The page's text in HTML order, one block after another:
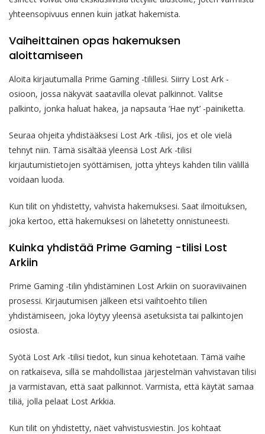
yhteensopivuus ennen kuin jatkat hakemista.
Vaiheittainen opas hakemuksen
aloittamiseen
Aloita kirjautumalla Prime Gaming -tilillesi. Siirry Lost Ark -
osioon, jossa näkyvät saatavilla olevat palkinnot. Valitse
palkinto, jonka haluat hakea, ja napsauta ‘Hae nyt’ -painiketta.
Seuraa ohjeita yhdistääksesi Lost Ark -tilisi, jos et ole vielä
tehnyt niin. Tämä sisältää yleensä Lost Ark -tilisi
kirjautumistietojen syöttämisen, jotta yhteys kahden tilin välillä
voidaan luoda.
Kun tilit on yhdistetty, vahvista hakemuksesi. Saat ilmoituksen,
joka kertoo, että hakemuksesi on lähetetty onnistuneesti.
Kuinka yhdistää Prime Gaming -tilisi Lost
Arkiin
Prime Gaming -tilin yhdistäminen Lost Arkiin on suoraviivainen
prosessi. Kirjautumisen jälkeen etsi vaihtoehto tilien
yhdistämiseen, joka löytyy yleensä asetuksista tai palkintojen
osiosta.
Syötä Lost Ark -tilisi tiedot, kun sinua kehotetaan. Tämä vaihe
on ratkaiseva, sillä se mahdollistaa järjestelmän vahvistavan tilisi
ja varmistavan, että saat palkinnot. Varmista, että käytät samaa
tiliä, jolla pelaat Lost Arkkia.
Kun tilit on yhdistetty, näet vahvistusviestin. Jos kohtaat